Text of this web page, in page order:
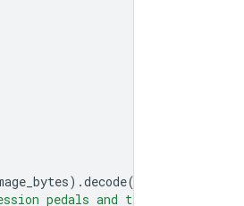
) .decode(
pedals and tell me how